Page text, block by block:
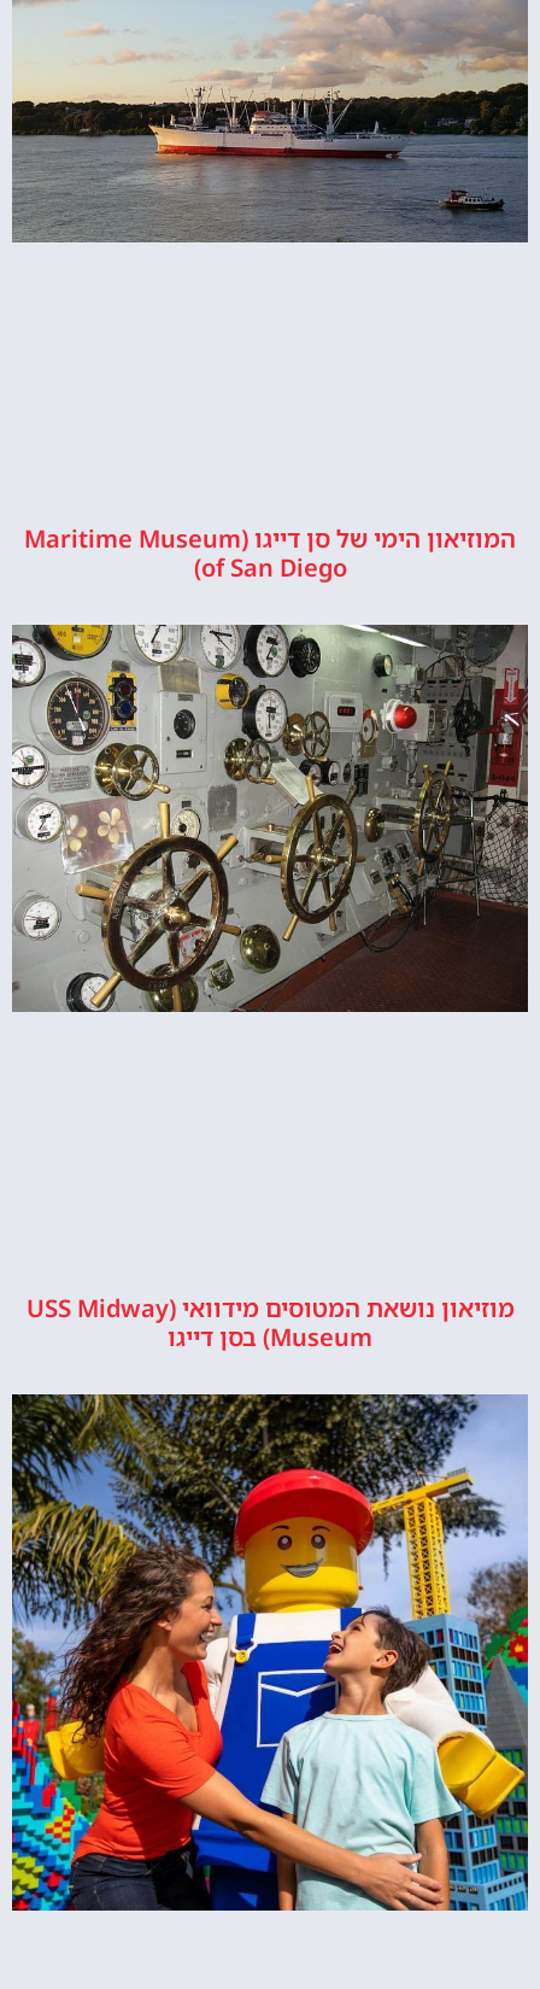
המוזיאון הימי של סן דייגו (Maritime Museum
of San Diego)
מוזיאון נושאת המטוסים מידוואי (USS Midway
Museum) בסן דייגו